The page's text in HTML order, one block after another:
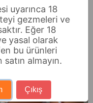
uyarınca 18
gezmeleri ve
Eğer 18
yasal olarak
bu ürünleri
almayın.
Çıkış